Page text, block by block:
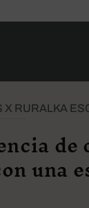
X RURALKA
una